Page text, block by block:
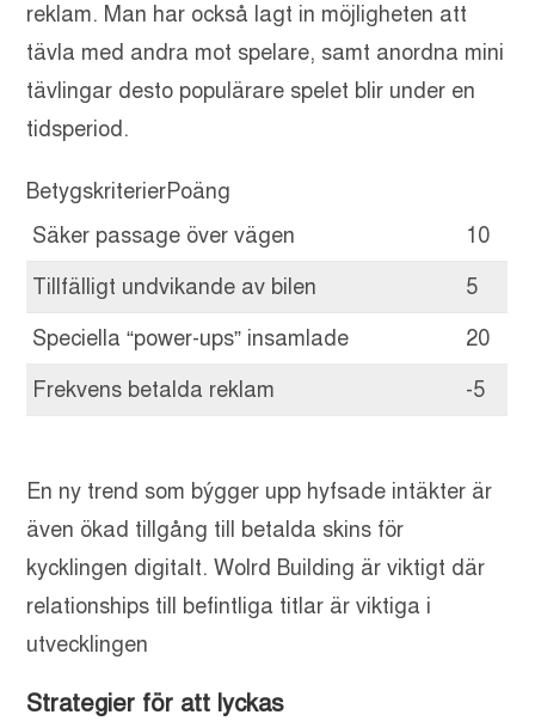
reklam. Man har också lagt in möjligheten att
tävla med andra mot spelare, samt anordna mini
tävlingar desto populärare spelet blir under en
tidsperiod.
BetygskriterierPoäng
Säker passage över vägen
10
Tillfälligt undvikande av bilen
5
Speciella “power-ups” insamlade
20
Frekvens betalda reklam
-5
En ny trend som býgger upp hyfsade intäkter är
även ökad tillgång till betalda skins för
kycklingen digitalt. Wolrd Building är viktigt där
relationships till befintliga titlar är viktiga i
utvecklingen
Strategier för att lyckas